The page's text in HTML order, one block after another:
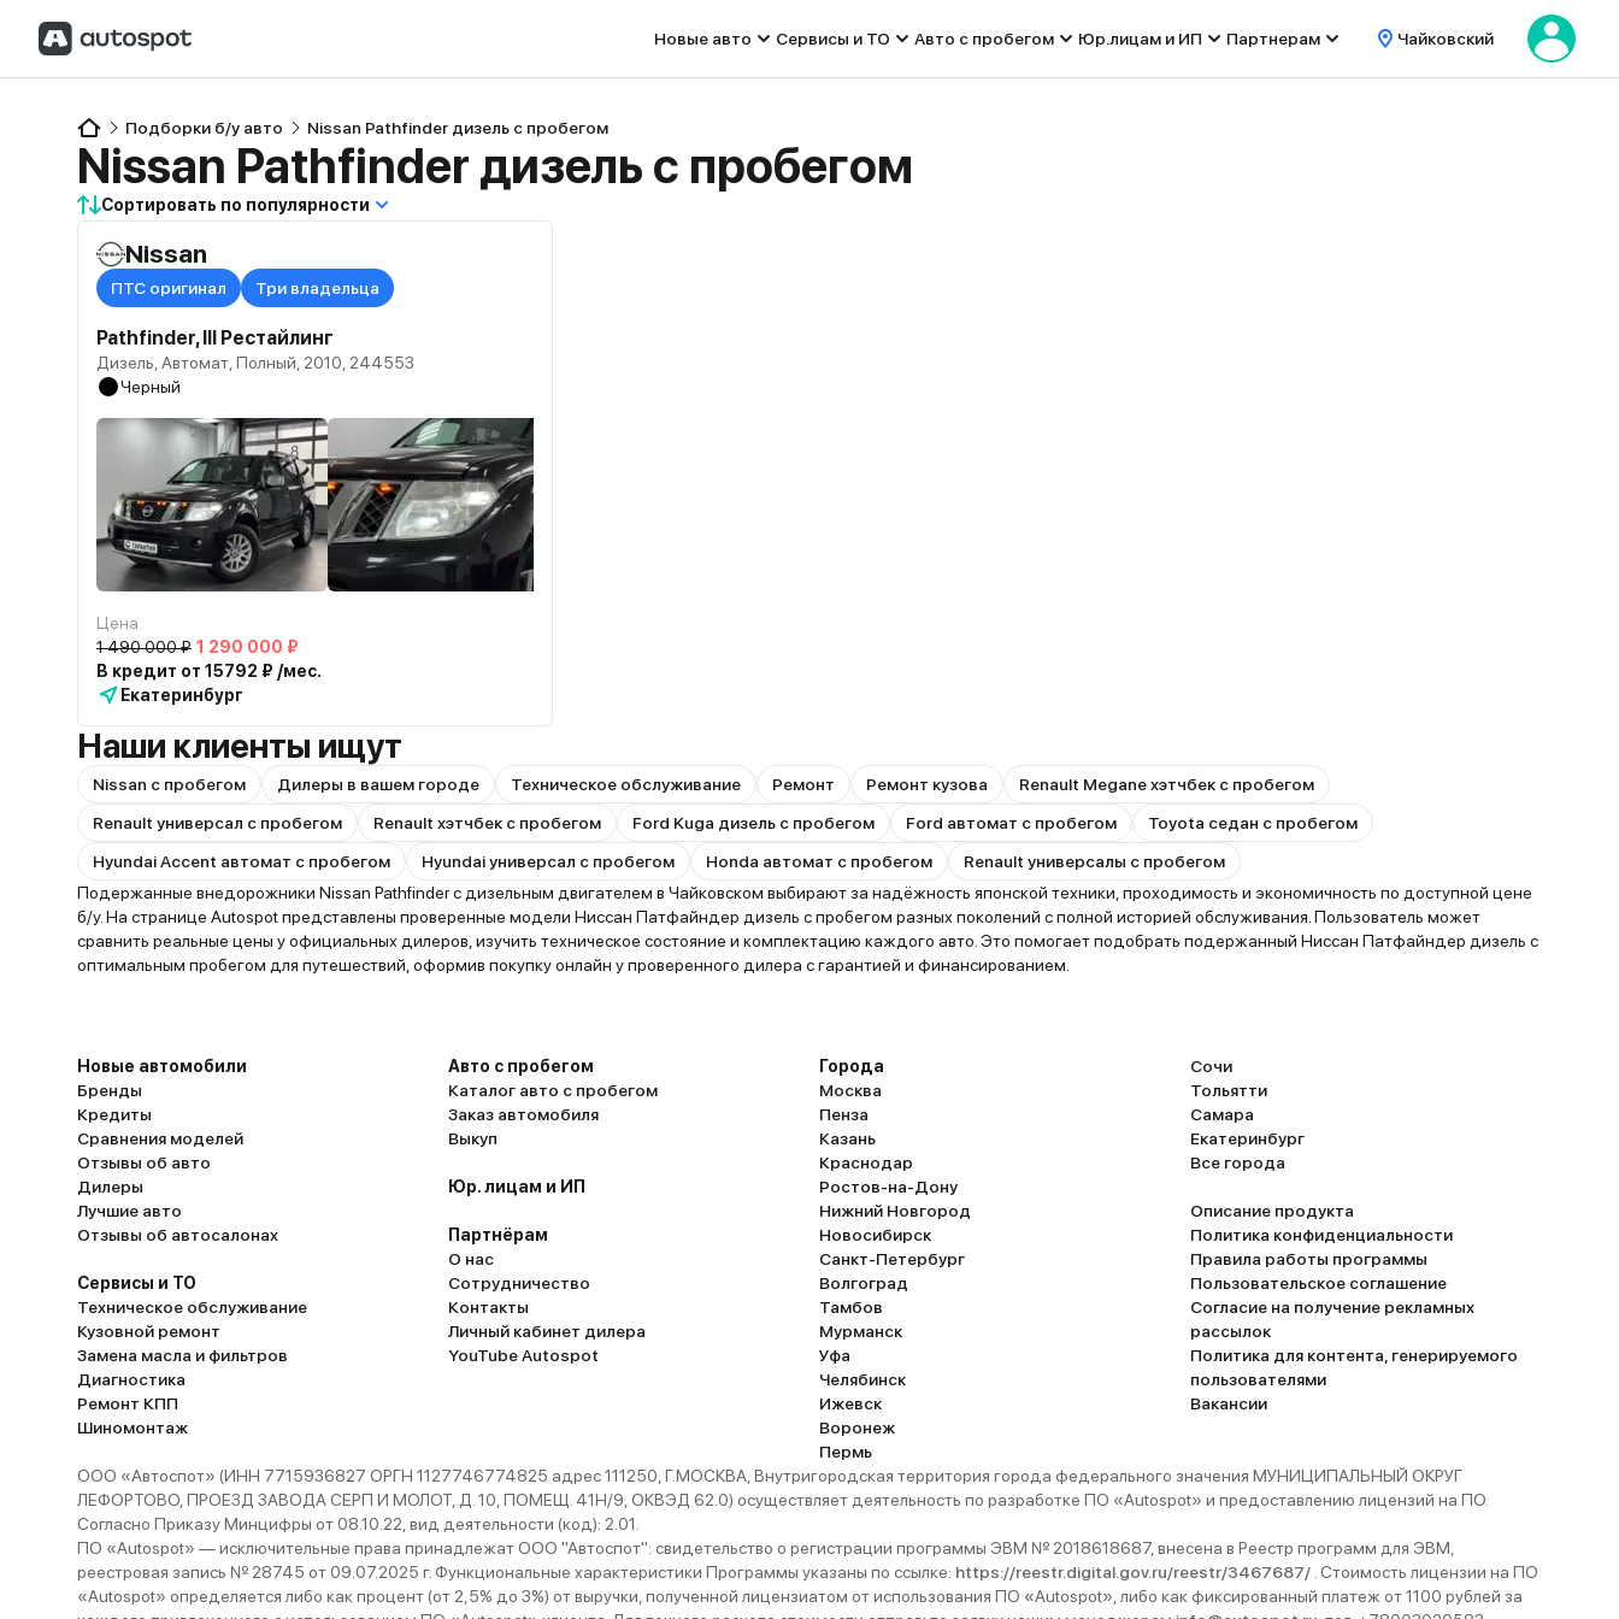
Новые авто Сервисы и ТО Авто с пробегом Юр.лицам и ИП Партнерам Чайковский
Подборки б/у авто Nissan Pathfinder дизель с пробегом
Nissan Pathfinder дизель с пробегом
Сортировать по популярности
Nissan
ПТС оригинал Три владельца
Pathfinder, III Рестайлинг
Дизель, Автомат, Полный, 2010, 244553
Черный
Цена
1 490 000 ₽ 1 290 000 ₽
В кредит от 15792 ₽ /мес.
Екатеринбург
Наши клиенты ищут
Nissan с пробегом Дилеры в вашем городе Техническое обслуживание Ремонт Ремонт кузова
Renault Megane хэтчбек с пробегом
Renault универсал с пробегом
Renault хэтчбек с пробегом Ford Kuga дизель с пробегом Ford автомат с пробегом
Toyota седан с пробегом
Hyundai Accent автомат с пробегом
Hyundai универсал с пробегом Honda автомат с пробегом
Renault универсалы с пробегом
Подержанные внедорожники Nissan Pathfinder с дизельным двигателем в Чайковском выбирают за надёжность японской техники, проходимость и экономичность по доступной цене
б/у. На странице Autospot представлены проверенные модели Ниссан Патфайндер дизель с пробегом разных поколений с полной историей обслуживания. Пользователь может
сравнить реальные цены у официальных дилеров, изучить техническое состояние и комплектацию каждого авто. Это помогает подобрать подержанный Ниссан Патфайндер дизель с
оптимальным пробегом для путешествий, оформив покупку онлайн у проверенного дилера с гарантией и финансированием.
Новые автомобили
Бренды
Кредиты
Сравнения моделей
Отзывы об авто
Дилеры
Лучшие авто
Отзывы об автосалонах
Сервисы и ТО
Техническое обслуживание
Кузовной ремонт
Замена масла и фильтров
Диагностика
Ремонт КПП
Шиномонтаж
Авто с пробегом
Каталог авто с пробегом
Заказ автомобиля
Выкуп
Юр. лицам и ИП
Партнёрам
О нас
Сотрудничество
Контакты
Личный кабинет дилера
YouTube Autospot
Города
Москва
Пенза
Казань
Краснодар
Ростов-на-Дону
Нижний Новгород
Новосибирск
Санкт-Петербург
Волгоград
Тамбов
Мурманск
Уфа
Челябинск
Ижевск
Воронеж
Пермь
Сочи
Тольятти
Самара
Екатеринбург
Все города
Описание продукта
Политика конфиденциальности
Правила работы программы
Пользовательское соглашение
Согласие на получение рекламных
рассылок
Политика для контента, генерируемого
пользователями
Вакансии
ООО «Автоспот» (ИНН 7715936827 ОРГН 1127746774825 адрес 111250, Г.МОСКВА, Внутригородская территория города федерального значения МУНИЦИПАЛЬНЫЙ ОКРУГ
ЛЕФОРТОВО, ПРОЕЗД ЗАВОДА СЕРП И МОЛОТ, Д. 10, ПОМЕЩ. 41Н/9, ОКВЭД 62.0) осуществляет деятельность по разработке ПО «Autospot» и предоставлению лицензий на ПО.
Согласно Приказу Минцифры от 08.10.22, вид деятельности (код): 2.01.
ПО «Autospot» — исключительные права принадлежат ООО "Автоспот": свидетельство о регистрации программы ЭВМ № 2018618687, внесена в Реестр программ для ЭВМ,
реестровая запись № 28745 от 09.07.2025 г. Функциональные характеристики Программы указаны по ссылке: https://reestr.digital.gov.ru/reestr/3467687/ . Стоимость лицензии на ПО
«Autospot» определяется либо как процент (от 2,5% до 3%) от выручки, полученной лицензиатом от использования ПО «Autospot», либо как фиксированный платеж от 1100 рублей за